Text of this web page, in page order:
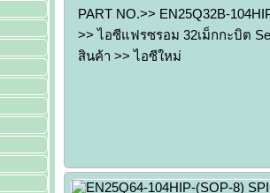
PART NO.>> EN25Q32B-
>> ไอซีแฟรซรอม 32เม็กกะบิต
สินค้า >> ไอซีใหม่